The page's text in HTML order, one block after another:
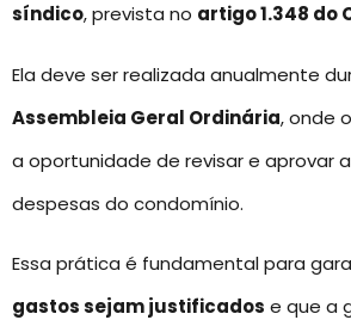
síndico, prevista no artigo 1.348 do
Ela deve ser realizada anualmente
Assembleia Geral Ordinária, onde
a oportunidade de revisar e aprovar
despesas do condomínio.
Essa prática é fundamental para
gastos sejam justificados e que a